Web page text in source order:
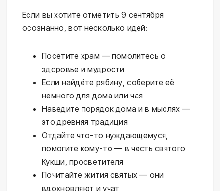
Если вы хотите отметить 9 сентября
осознанно, вот несколько идей:
Посетите храм — помолитесь о
здоровье и мудрости
Если найдёте рябину, соберите её
немного для дома или чая
Наведите порядок дома и в мыслях —
это древняя традиция
Отдайте что-то нуждающемуся,
помогите кому-то — в честь святого
Кукши, просветителя
Почитайте жития святых — они
вдохновляют и учат